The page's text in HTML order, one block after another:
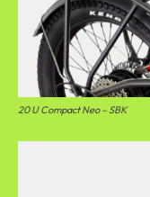
20 U Compact Neo – SBK